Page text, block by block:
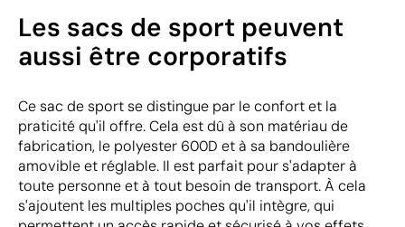
Les sacs de sport peuvent
aussi être corporatifs
Ce sac de sport se distingue par le confort et la
praticité qu'il offre. Cela est dû à son matériau de
fabrication, le polyester 600D et à sa bandoulière
amovible et réglable. Il est parfait pour s'adapter à
toute personne et à tout besoin de transport. À cela
s'ajoutent les multiples poches qu'il intègre, qui